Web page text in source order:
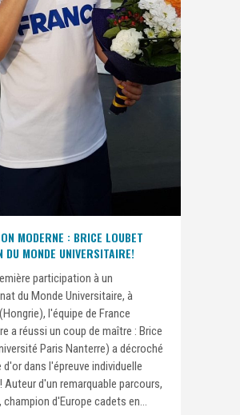
MODERNE : BRICE LOUBET
DU MONDE UNIVERSITAIRE!
participation à un
du Monde Universitaire, à
l'équipe de France
a réussi un coup de maître : Brice
Paris Nanterre) a décroché
d'or dans l'épreuve individuelle
Auteur d'un remarquable parcours,
champion d'Europe cadets en...